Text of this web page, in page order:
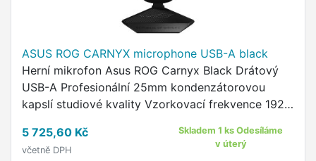
ASUS ROG CARNYX microphone USB-A black
Herní mikrofon Asus ROG Carnyx Black Drátový
USB-A Profesionální 25mm kondenzátorovou
kapslí studiové kvality Vzorkovací frekvence 192
pop filtr Prémiový …
5 725,60 Kč
včetně DPH
Skladem 1 ks Odesíláme
v úterý